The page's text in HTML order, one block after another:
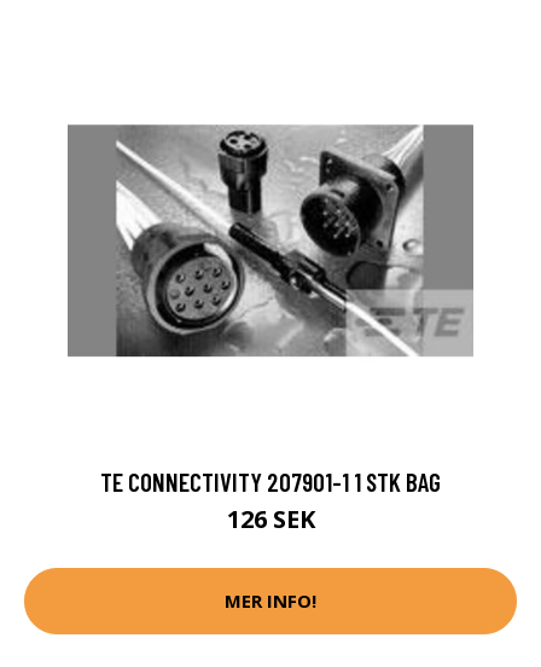
TE CONNECTIVITY 207901-1 1 STK BAG
126 SEK
MER INFO!